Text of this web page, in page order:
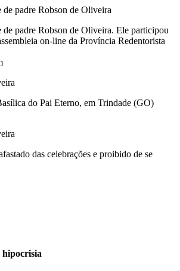
de padre Robson de Oliveira
de padre Robson de Oliveira. Ele participou
on-line da Província Redentorista
do Pai Eterno, em Trindade (GO)
das celebrações e proibido de se
hipocrisia